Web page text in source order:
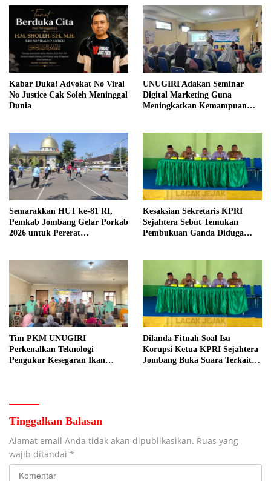
Kabar Duka! Advokat No Viral
No Justice Cak Soleh Meninggal
Dunia
UNUGIRI Adakan Seminar
Digital Marketing Guna
Meningkatkan Kemampuan
Semarakkan HUT ke-81 RI,
Pemkab Jombang Gelar Porkab
2026 untuk Pererat
Kesaksian Sekretaris KPRI
Sejahtera Sebut Temukan
Pembukuan Ganda Diduga
Tim PKM UNUGIRI
Perkenalkan Teknologi
Pengukur Kesegaran Ikan
Dilanda Fitnah Soal Isu
Korupsi Ketua KPRI Sejahtera
Jombang Buka Suara Terkait
Tinggalkan Balasan
Alamat email Anda tidak akan dipublikasikan. Ruas yang
wajib ditandai *